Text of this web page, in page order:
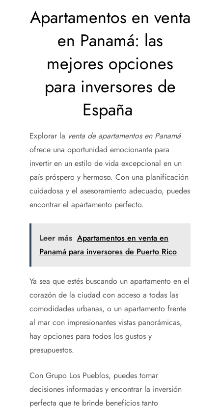
Apartamentos en venta
en Panamá: las
mejores opciones
para inversores de
España
Explorar la venta de apartamentos en Panamá
ofrece una oportunidad emocionante para
invertir en un estilo de vida excepcional en un
país próspero y hermoso. Con una planificación
cuidadosa y el asesoramiento adecuado, puedes
encontrar el apartamento perfecto.
Leer más Apartamentos en venta en
Panamá para inversores de Puerto Rico
Ya sea que estés buscando un apartamento en el
corazón de la ciudad con acceso a todas las
comodidades urbanas, o un apartamento frente
al mar con impresionantes vistas panorámicas,
hay opciones para todos los gustos y
presupuestos.
Con Grupo Los Pueblos, puedes tomar
decisiones informadas y encontrar la inversión
perfecta que te brinde beneficios tanto